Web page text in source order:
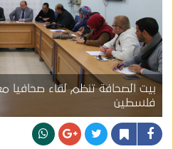
بيت الصحافة تنظم لقاء صحافيا
فلسطين